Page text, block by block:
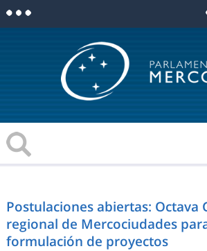
Postulaciones abiertas: Octava
regional de Mercociudades
formulación de proyectos